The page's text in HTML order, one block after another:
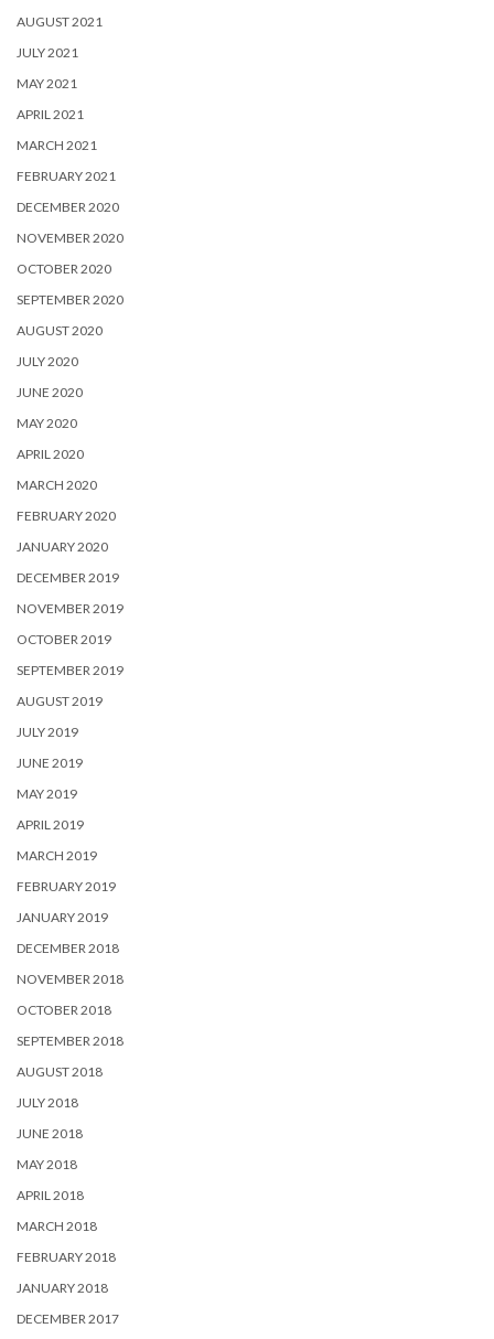
AUGUST 2021
JULY 2021
MAY 2021
APRIL 2021
MARCH 2021
FEBRUARY 2021
DECEMBER 2020
NOVEMBER 2020
OCTOBER 2020
SEPTEMBER 2020
AUGUST 2020
JULY 2020
JUNE 2020
MAY 2020
APRIL 2020
MARCH 2020
FEBRUARY 2020
JANUARY 2020
DECEMBER 2019
NOVEMBER 2019
OCTOBER 2019
SEPTEMBER 2019
AUGUST 2019
JULY 2019
JUNE 2019
MAY 2019
APRIL 2019
MARCH 2019
FEBRUARY 2019
JANUARY 2019
DECEMBER 2018
NOVEMBER 2018
OCTOBER 2018
SEPTEMBER 2018
AUGUST 2018
JULY 2018
JUNE 2018
MAY 2018
APRIL 2018
MARCH 2018
FEBRUARY 2018
JANUARY 2018
DECEMBER 2017